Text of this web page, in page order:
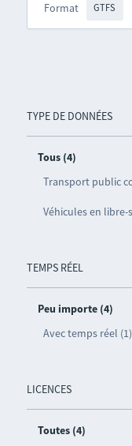
TYPE DE DONNÉES
Tous (4)
Transport public
Véhicules en libre-
TEMPS RÉEL
Peu importe (4)
Avec temps réel (1)
LICENCES
Toutes (4)
Format GTFS